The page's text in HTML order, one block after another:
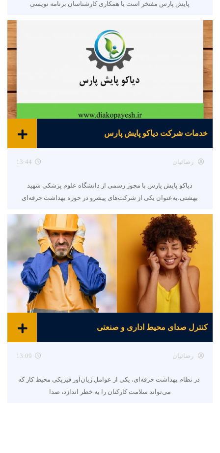
پایش پارس مفتخر است با همکاری کارشناسان برنامه نویسی
خدمات شرکت دیاکو پایش پارس
رضائیان 13:44
دیاکو پایش پارس با مجوز رسمی از دانشگاه علوم پزشکی شهید
بهشتی،به‌عنوان یکی از شرکت‌های پیشرو در حوزه بهداشت حرفه‌ای
کنترل صدای محیط اداری و صنعتی
رضائیان 13:09
در نظام بهداشت حرفه‌ای، یکی از عوامل زیان‌آور فیزیکی محیط کار که
می‌تواند سلامت کارکنان را به خطر اندازد، صدا